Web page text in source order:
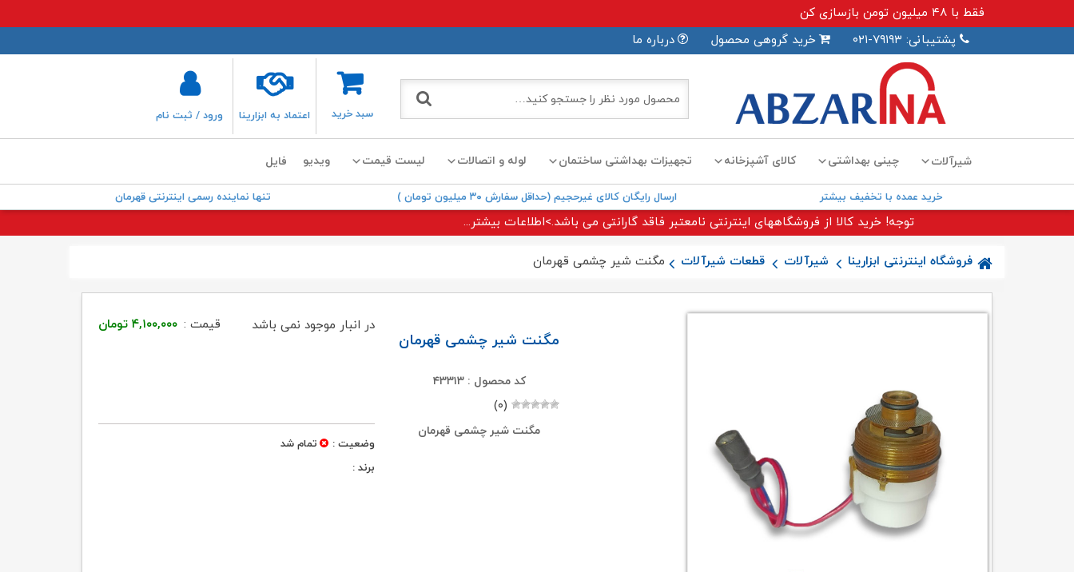
فقط با ۴۸ میلیون تومن بازسازی کن
پشتیبانی: ۷۹۱۹۳-۰۲۱
خرید گروهی محصول درباره ما
سبد خرید اعتماد به ابزارینا ورود / ثبت نام
شیرآلات چینی بهداشتی کالای آشپزخانه تجهیزات بهداشتی ساختمان لوله و اتصالات لیست قیمت ویدیو فایل
خرید عمده با تخفیف بیشتر ارسال رایگان کالای غیرحجیم (حداقل سفارش ۳۰ میلیون تومان ) تنها نماینده رسمی اینترنتی قهرمان
توجه! خرید کالا از فروشگاههای اینترنتی نامعتبر فاقد گارانتی می باشد.>اطلاعات بیشتر...
فروشگاه اینترنتی ابزارینا شیرآلات قطعات شیرآلات مگنت شیر چشمی قهرمان
مگنت شیر چشمی قهرمان
کد محصول : ۴۳۳۱۳
(۰)
مگنت شیر چشمی قهرمان
قیمت : ۴,۱۰۰,۰۰۰ تومان در انبار موجود نمی باشد
وضعیت :
تمام شد
برند :